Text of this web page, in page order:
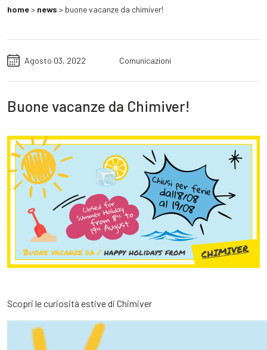
home> news > buone vacanze da chimiver!
Agosto 03, 2022 Comunicazioni
Buone vacanze da Chimiver!
Scopri le curiosità estive di Chimiver